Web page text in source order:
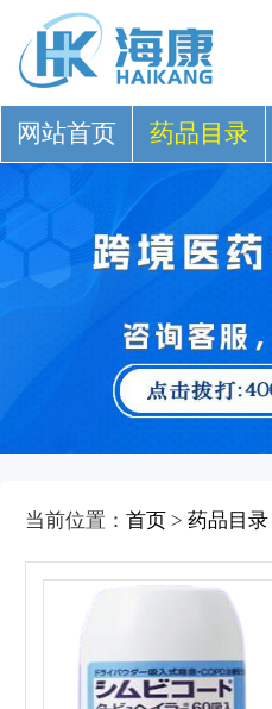
网站首页 药品目录
当前位置： 首页 > 药品目录